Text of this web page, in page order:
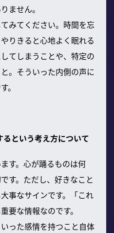
ません。
みてください。時間を忘
りきると心地よく眠れる
てしまうことや、特定の
。そういった内側の声に
。
という考え方について
す。心が踊るものは何
す。ただし、好きなこと
事なサインです。「これ
要な情報なのです。
った感情を持つこと自体